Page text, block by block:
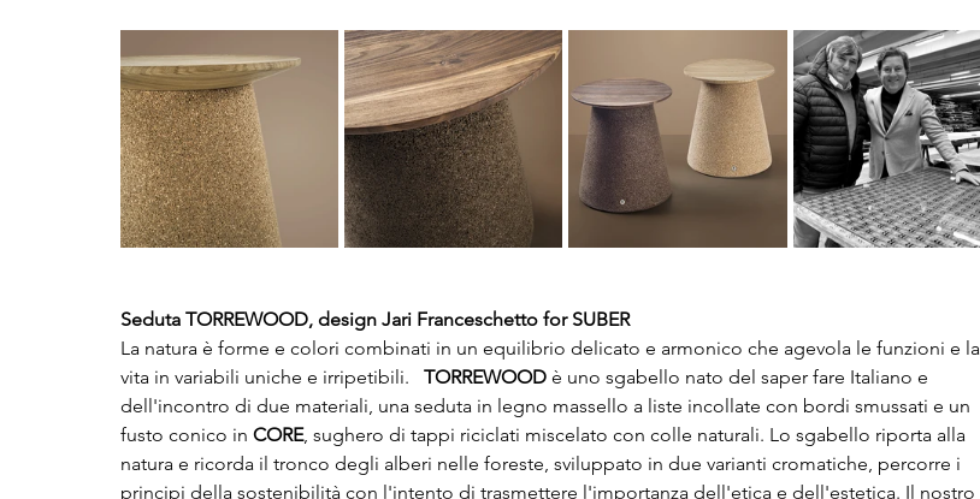
Seduta TORREWOOD, design Jari Franceschetto for SUBER
La natura è forme e colori combinati in un equilibrio delicato e armonico che agevola le funzioni e la
vita in variabili uniche e irripetibili. TORREWOOD è uno sgabello nato del saper fare Italiano e
dell'incontro di due materiali, una seduta in legno massello a liste incollate con bordi smussati e un
fusto conico in CORE, sughero di tappi riciclati miscelato con colle naturali. Lo sgabello riporta alla
natura e ricorda il tronco degli alberi nelle foreste, sviluppato in due varianti cromatiche, percorre i
principi della sostenibilità con l'intento di trasmettere l'importanza dell'etica e dell'estetica. Il nostro